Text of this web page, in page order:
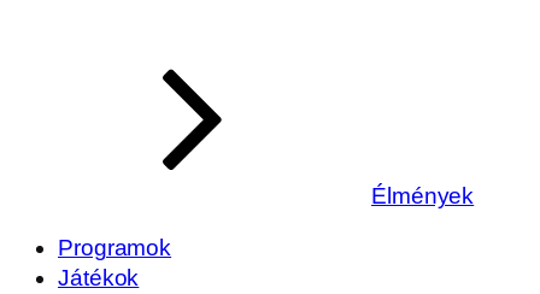
Élmények
Programok
Játékok